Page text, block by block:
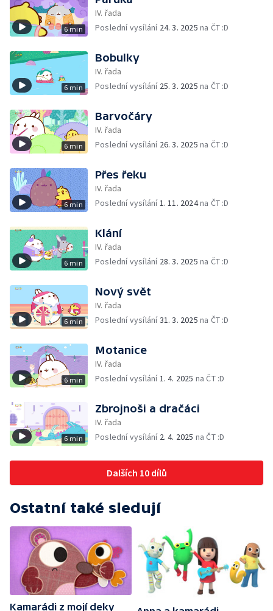
6 min
IV. řada
Poslední vysílání 24. 3. 2025 na ČT :D
6 min
Bobulky
IV. řada
Poslední vysílání 25. 3. 2025 na ČT :D
6 min
Barvočáry
IV. řada
Poslední vysílání 26. 3. 2025 na ČT :D
6 min
Přes řeku
IV. řada
Poslední vysílání1. 11. 2024na ČT :D
6 min
Klání
IV. řada
Poslední vysílání 28. 3. 2025 na ČT :D
6 min
Nový svět
IV. řada
Poslední vysílání31. 3. 2025 na ČT :D
6 min
Motanice
IV. řada
Poslední vysílání1. 4. 2025 na ČT :D
6 min
Zbrojnoši a dračáci
IV. řada
Poslední vysílání 2. 4. 2025 na ČT :D
Dalších 10 dílů
Ostatní také sledují
Kamarádi z mojí deky